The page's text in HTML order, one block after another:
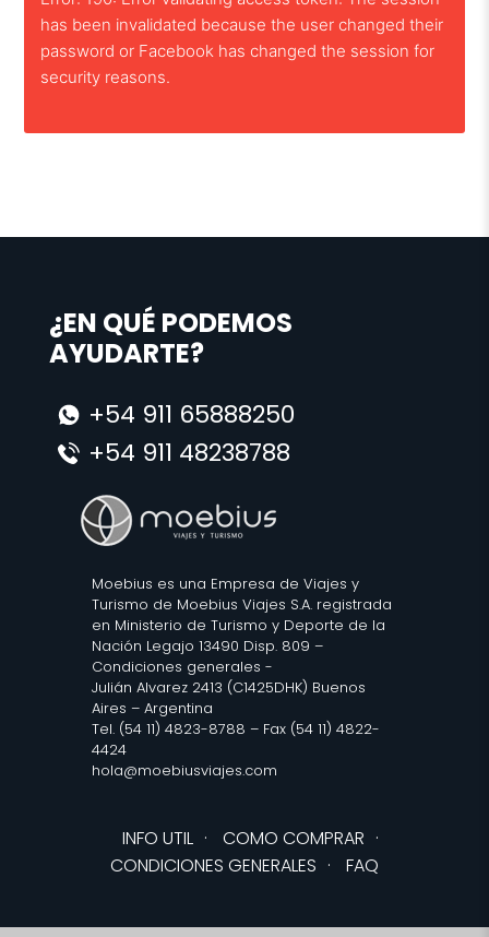
has been invalidated because the user changed their
password or Facebook has changed the session for
security reasons.
¿EN QUÉ PODEMOS
AYUDARTE?
+54 911 65888250
+54 911 48238788
Moebius es una Empresa de Viajes y
Turismo de Moebius Viajes S.A. registrada
en Ministerio de Turismo y Deporte de la
Nación Legajo 13490 Disp. 809 –
Condiciones generales -
Julián Alvarez 2413 (C1425DHK) Buenos
Aires – Argentina
Tel. (54 11) 4823-8788 – Fax (54 11) 4822-
4424
hola@moebiusviajes.com
INFO UTIL · COMO COMPRAR ·
CONDICIONES GENERALES · FAQ